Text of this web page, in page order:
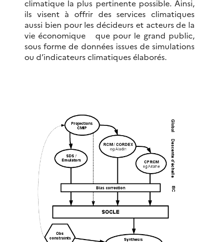
climatique la plus pertinente possible. Ainsi,
ils visent à offrir des services climatiques
aussi bien pour les décideurs et acteurs de la
vie économique que pour le grand public,
sous forme de données issues de simulations
ou d’indicateurs climatiques élaborés.